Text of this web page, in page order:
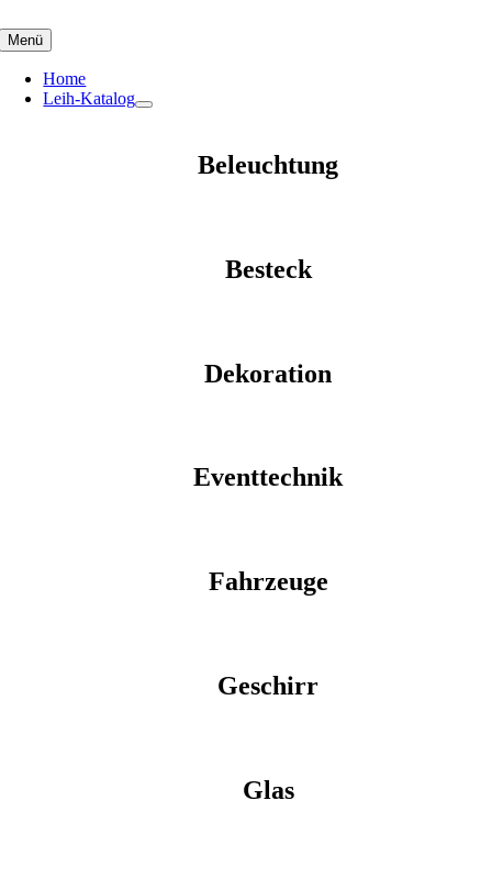
to
content
Menü
Home
Leih-Katalog
Beleuchtung
Besteck
Dekoration
Eventtechnik
Fahrzeuge
Geschirr
Glas